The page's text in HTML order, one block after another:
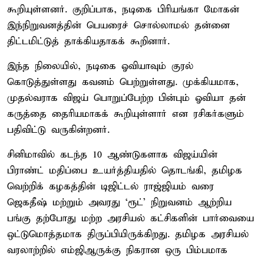
கூறியுள்ளனர். குறிப்பாக, நடிகை பிரியங்கா மோகன்
இந்நிறுவனத்தின் பெயரைச் சொல்லாமல் தன்னை
திட்டமிட்டுத் தாக்கியதாகக் கூறினார்.
இந்த நிலையில், நடிகை ஓவியாவும் குரல்
கொடுத்துள்ளது கவனம் பெற்றுள்ளது. முக்கியமாக,
முதல்வராக விஜய் பொறுப்பேற்ற பின்பும் ஓவியா தன்
கருத்தை தைரியமாகக் கூறியுள்ளார் என ரசிகர்களும்
பதிவிட்டு வருகின்றனர்.
சினிமாவில் கடந்த 10 ஆண்டுகளாக விஜய்யின்
பிராண்ட் மதிப்பை உயர்த்தியதில் தொடங்கி, தமிழக
வெற்றிக் கழகத்தின் டிஜிட்டல் ராஜ்ஜியம் வரை
ஜெகதீஷ் மற்றும் அவரது ‘ரூட்’ நிறுவனம் ஆற்றிய
பங்கு தற்போது மற்ற அரசியல் கட்சிகளின் பார்வையை
ஒட்டுமொத்தமாக திருப்பியிருக்கிறது. தமிழக அரசியல்
வரலாற்றில் எம்ஜிஆருக்கு நிகரான ஒரு பிம்பமாக